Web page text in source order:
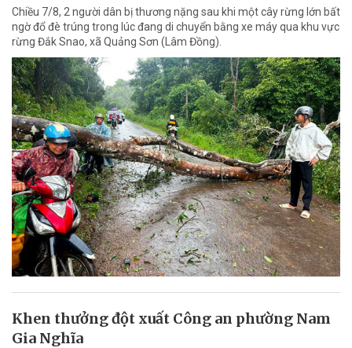
Chiều 7/8, 2 người dân bị thương nặng sau khi một cây rừng lớn bất
ngờ đổ đè trúng trong lúc đang di chuyển bằng xe máy qua khu vực
rừng Đắk Snao, xã Quảng Sơn (Lâm Đồng).
Khen thưởng đột xuất Công an phường Nam
Gia Nghĩa